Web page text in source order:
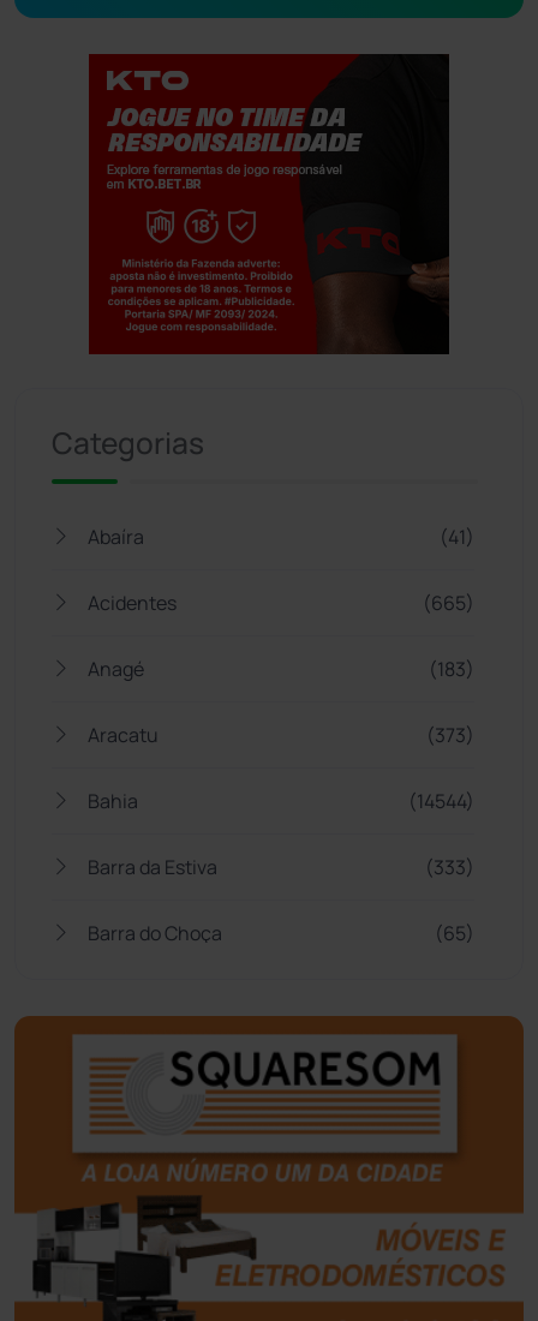
Categorias
Abaíra (41)
Acidentes (665)
Anagé (183)
Aracatu (373)
Bahia (14544)
Barra da Estiva (333)
Barra do Choça (65)
Bom Jesus da Lapa (505)
Boquira (152)
Botuporã
Brasil (7679)